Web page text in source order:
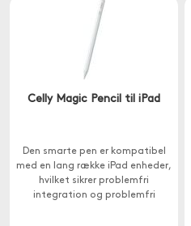
Celly Magic Pencil til iPad
Den smarte pen er kompatibel
med en lang række iPad enheder,
hvilket sikrer problemfri
integration og problemfri